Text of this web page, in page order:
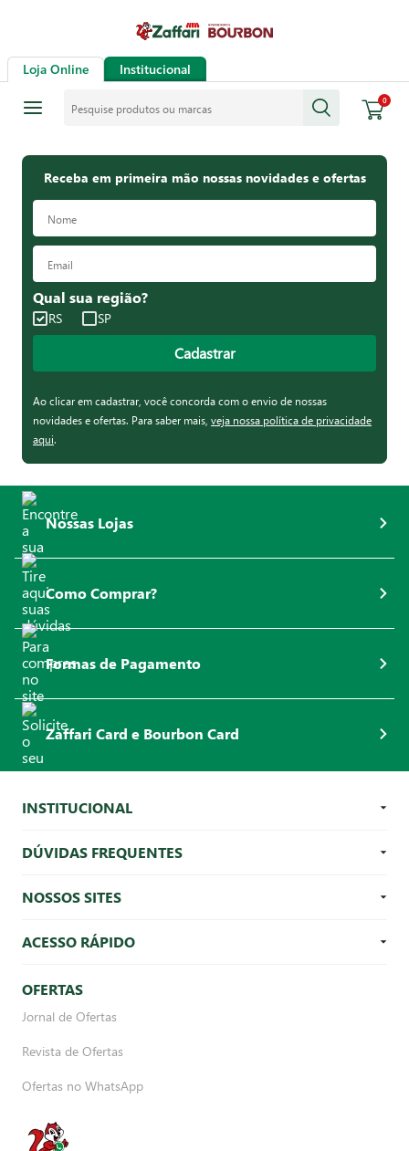
Loja Online Institucional
0
Receba em primeira mão nossas novidades e ofertas
Qual sua região?
RS SP
Cadastrar
Ao clicar em cadastrar, você concorda com o envio de nossas
novidades e ofertas. Para saber mais, veja nossa política de privacidade
aqui.
Nossas Lojas
Como Comprar?
Formas de Pagamento
Zaffari Card e Bourbon Card
INSTITUCIONAL
DÚVIDAS FREQUENTES
NOSSOS SITES
ACESSO RÁPIDO
OFERTAS
Jornal de Ofertas
Revista de Ofertas
Ofertas no WhatsApp